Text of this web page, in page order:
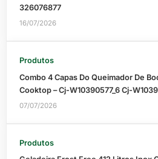
326076877
16/07/2026
Produtos
Combo 4 Capas Do Queimador De
Cooktop – Cj-W10390577_6 Cj-
07/07/2026
Produtos